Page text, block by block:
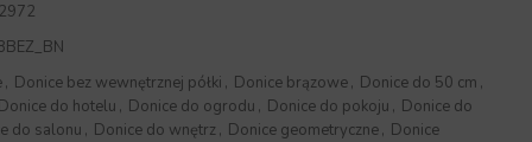
, Donice bez wewnętrznej półki , Donice brązowe, Donice do 50 cm ,
Donice do hotelu , Donice do ogrodu , Donice do pokoju , Donice do
do salonu , Donice do wnętrz, Donice geometryczne, Donice